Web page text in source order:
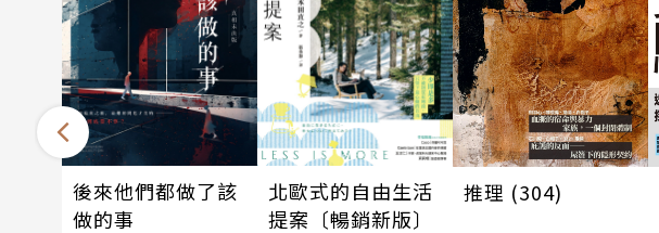
後來他們都做了該
做的事
北歐式的自由生活
提案〔暢銷新版〕
推理 (304)